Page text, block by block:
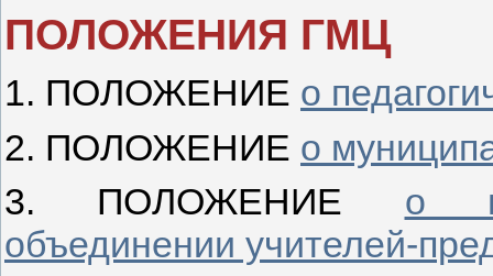
ПОЛОЖЕНИЯ ГМЦ
1. ПОЛОЖЕНИЕ о
2. ПОЛОЖЕНИЕ о
3. ПОЛОЖЕНИЕ о
объединении учителей-